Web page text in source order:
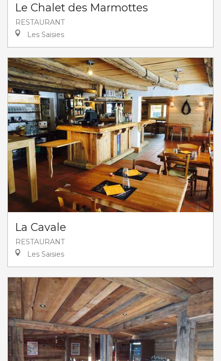
Le Chalet des Marmottes
RESTAURANT
Les Saisies
La Cavale
RESTAURANT
Les Saisies